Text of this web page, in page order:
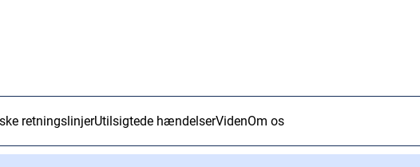
retningslinjerUtilsigtede hændelserVidenOm os